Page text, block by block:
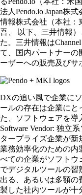
法人Pendo.io Japan株
情報株式会社（本社：
吾、 以下、三井情報
た。三井情報は
て、国内パートナーの
ーザーへの販売及びサ
DXの追い風で企業に
ールの存在は企業にと
た、ソフトウェアを導
Software Vendor: 独立
タープライズ企業が
業務効率化のための内
べての企業がソフトウ
でデジタルツールの
出る、あるいは多額の
製した社内ツールが十